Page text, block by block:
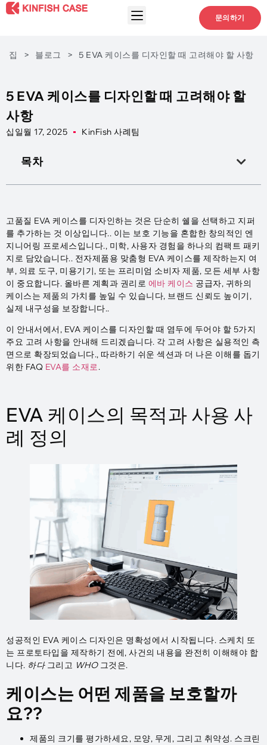
문의하기
집 > 블로그 > 5 EVA 케이스를 디자인할 때 고려해야 할 사항
5 EVA 케이스를 디자인할 때 고려해야 할
사항
십일월 17, 2025 KinFish 사례팀
목차
고품질 EVA 케이스를 디자인하는 것은 단순히 쉘을 선택하고 지퍼
를 추가하는 것 이상입니다.. 이는 보호 기능을 혼합한 창의적인 엔
지니어링 프로세스입니다., 미학, 사용자 경험을 하나의 컴팩트 패키
지로 담았습니다.. 전자제품용 맞춤형 EVA 케이스를 제작하는지 여
부, 의료 도구, 미용기기, 또는 프리미엄 소비자 제품, 모든 세부 사항
이 중요합니다. 올바른 계획과 권리로 에바 케이스 공급자, 귀하의
케이스는 제품의 가치를 높일 수 있습니다, 브랜드 신뢰도 높이기,
실제 내구성을 보장합니다..
이 안내서에서, EVA 케이스를 디자인할 때 염두에 두어야 할 5가지
주요 고려 사항을 안내해 드리겠습니다. 각 고려 사항은 실용적인 측
면으로 확장되었습니다., 따라하기 쉬운 섹션과 더 나은 이해를 돕기
위한 FAQ EVA를 소재로.
EVA 케이스의 목적과 사용 사
례 정의
성공적인 EVA 케이스 디자인은 명확성에서 시작됩니다. 스케치 또
는 프로토타입을 제작하기 전에, 사건의 내용을 완전히 이해해야 합
니다. 하다그리고 WHO그것은.
케이스는 어떤 제품을 보호할까
요??
제품의 크기를 평가하세요, 모양, 무게, 그리고 취약성. 스크린